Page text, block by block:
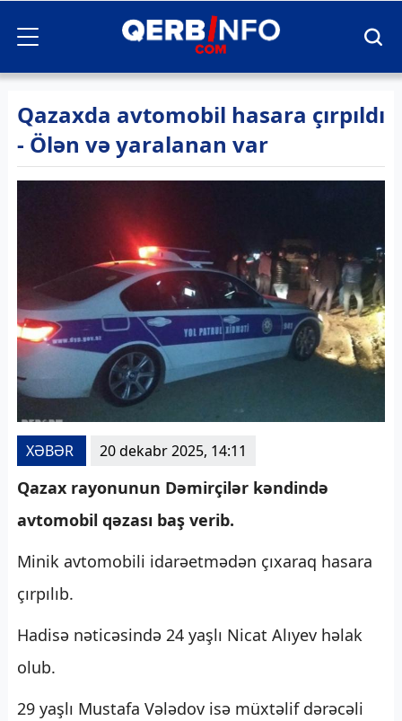
Qazaxda avtomobil hasara çırpıldı
- Ölən və yaralanan var
XƏBƏR 20 dekabr 2025, 14:11
Qazax rayonunun Dəmirçilər kəndində
avtomobil qəzası baş verib.
Minik avtomobili idarəetmədən çıxaraq hasara
çırpılıb.
Hadisə nəticəsində 24 yaşlı Nicat Alıyev həlak
olub.
29 yaşlı Mustafa Vələdov isə müxtəlif dərəcəli